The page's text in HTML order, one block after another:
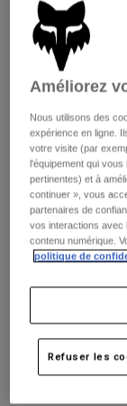
Pantalons
Shorts
Vestes
Gants
Masques
Pantalons
Vestes
Masques
Sacs et
Pièces
Chemises
Voir tout
Femme
T-shirts et tops
Sweats et Pulls
Vestes
Pantalons
Chemises
Protections
Masques
Chaussettes
Moto
Casques
Maillots
Gants
Defend
Disponible en 1
Améliorez
Nous utilisons des
expérience en ligne.
votre visite (par
l'équipement qui
pertinentes) et à
continuer », vous
partenaires de
vos interactions avec
contenu numérique.
politique de
Refuser les